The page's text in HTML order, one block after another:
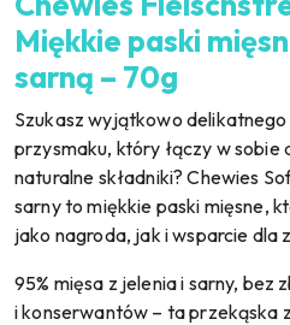
Miękkie paski
sarną – 70g
Szukasz wyjątkowo
przysmaku, który łączy w sobie
naturalne składniki? Chewies
sarny to miękkie paski mięsne,
jako nagroda, jak i wsparcie dla
95% mięsa z jelenia i sarny, bez
i konserwantów – ta przekąska